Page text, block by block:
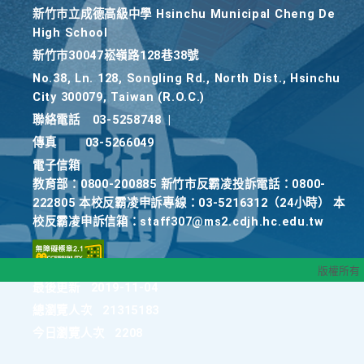
新竹巿立成德高級中學 Hsinchu Municipal Cheng De
High School
新竹巿30047崧嶺路128巷38號
No.38, Ln. 128, Songling Rd., North Dist., Hsinchu
City 300079, Taiwan (R.O.C.)
聯絡電話
03-5258748
傳真
03-5266049
電子信箱
教育部：0800-200885 新竹市反霸凌投訴電話：0800-
222805 本校反霸凌申訴專線：03-5216312（24小時） 本
校反霸凌申訴信箱：staff307@ms2.cdjh.hc.edu.tw
版權所有